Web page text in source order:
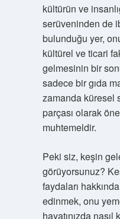
kültürün ve
serüveninden de
bulunduğu yer,
kültürel ve ticari
gelmesinin bir
sadece bir gıda
zamanda küresel
parçası olarak
muhtemeldir.
Peki siz, keşin
görüyorsunuz?
faydaları
edinmek, onu
hayatınızda